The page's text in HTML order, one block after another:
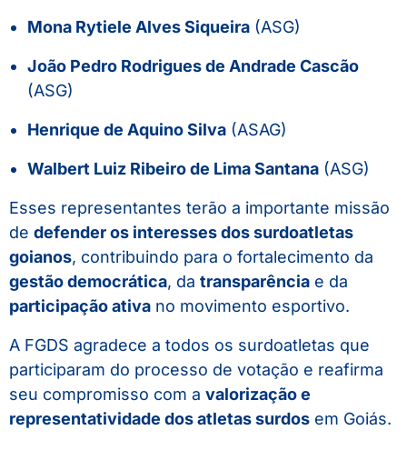
Mona Rytiele Alves Siqueira (ASG)
João Pedro Rodrigues de Andrade Cascão
(ASG)
Henrique de Aquino Silva (ASAG)
Walbert Luiz Ribeiro de Lima Santana (ASG)
Esses representantes terão a importante missão
de defender os interesses dos surdoatletas
goianos, contribuindo para o fortalecimento da
gestão democrática, da transparência e da
participação ativa no movimento esportivo.
A FGDS agradece a todos os surdoatletas que
participaram do processo de votação e reafirma
seu compromisso com a valorização e
representatividade dos atletas surdos em Goiás.